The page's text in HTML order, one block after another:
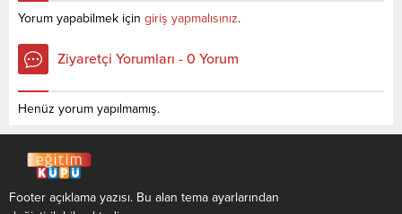
Sihirbazı, YKS-TYT Net
Sihirbazı. Sayfamızdaki
verilerin tamamı
YÖK tarafından yayınlanmış
YÖKATLAS-YÖK Net Sihirbaz
Katsayı:0,12 Yıl:2021...
Net Sihirbazı. Sayfamızdaki
Yorum yapabilmek için giriş yapmalısınız.
Ziyaretçi Yorumları - 0 Yorum
Henüz yorum yapılmamış.
Footer açıklama yazısı. Bu alan tema ayarlarından